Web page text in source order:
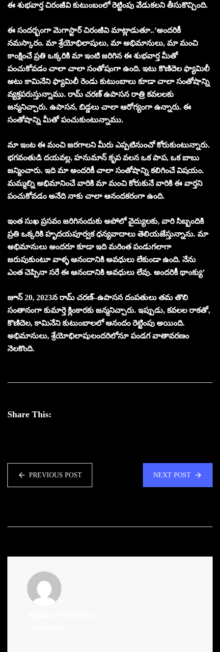
ఈ శుభవార్త చిరంజీవి కుటుంబంలో రెట్టింపు వేడుకలని తీసుకొచ్చింది.
ఈ సందర్భంగా మెగాస్టార్ చిరంజీవి మాట్లాడుతూ..’అందరికీ
నమస్కారం. మా శ్రేయోభిలాషులు, మా అభిమానులు, మా మంచి
కాంక్షించే ప్రతి ఒక్కరికి మా ఇంటి జరిగిన ఈ శుభవార్త మీతో
పంచుకోవడం చాలా చాలా సంతోషంగా ఉంది. ఇటు కొణిదెల ఫ్యామిలీ
అటు కామినేని ఫ్యామిలీ రెండు కుటుంబాలు కూడా చాలా సంతోషాన్ని
వ్యక్తపరుస్తున్నాము. రామ్ చరణ్ ఉపాసన రాత్రి కవలలకు
జన్మనిచ్చారు. ఉపాసన, బిడ్డలు చాలా ఆరోగ్యంగా ఉన్నారు. ఈ
సంతోషాన్ని మీతో పంచుకుంటున్నాము.
మా ఇంట ఈ మంచి జరగాలని మీరు ఎప్పటినుంచో కోరుకుంటున్నారు.
భగవంతుడి దయవల్ల, హనుమాన్ కృప వలన ఒక పాప, ఒక బాబు
జన్మించారు. ఇది మా అందరికీ చాలా సంతోషాన్ని కలిగించే విషయం.
మమ్మల్ని అభిమానించే వారికి మా మంచి కోరుకునే వారికి ఈ వార్తని
పంచుకోవడం అనేది నాకు చాలా ఆనందకరంగా ఉంది.
ఇంత సుఖ ప్రసవం జరిగినందుకు అపోలో వైద్యులకు, వారి సిబ్బందికి
ప్రతి ఒక్కరికి హృదయపూర్వక ధన్యవాదాలు తెలియజేస్తున్నాను. మా
అభిమానులు అందరూ కూడా ఇది మరింత పండుగలాగా
జరుపుకుంటూ వాళ్ళ ఆనందానికి అవధులు లేకుండా ఉంది. నేను
ఎంత చెప్పినా సరే ఈ ఆనందానికి అవధులు లేవు. అందరికీ థాంక్యు’
జూన్ 20, 2023న రామ్ చరణ్–ఉపాసన దంపతులు తమ తొలి
సంతానంగా కుమార్తె క్లింకారకు జన్మనిచ్చారు. ఇప్పుడు, కవలల రాకతో,
కొణిదెల, కామినేని కుటుంబాలలో ఆనందం రెట్టింపు అయింది.
అభిమానులు, శ్రేయోభిలాషులందరిలోనూ పండగ వాతావరణం
నెలకొంది.
Share This:
PREVIOUS POST NEXT POST